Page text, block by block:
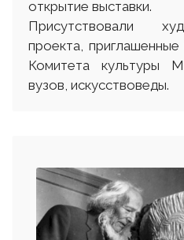
открытие выставки.
Присутствовали
проекта, приглашенные
Комитета культуры
вузов, искусствоведы.